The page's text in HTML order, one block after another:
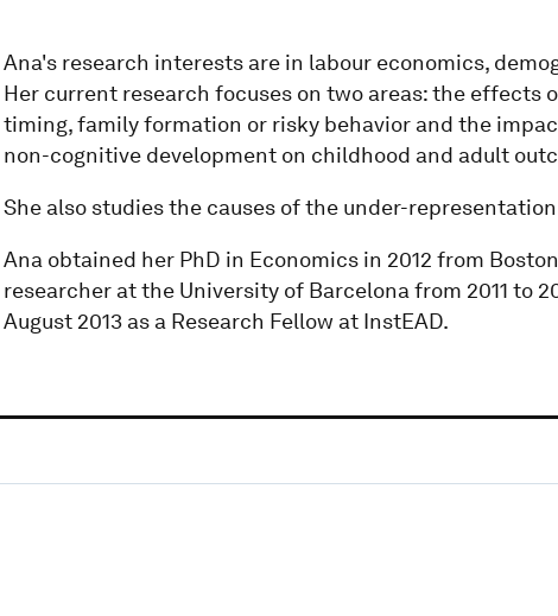
Ana's research interests are in labour economics,
Her current research focuses on two areas: the
timing, family formation or risky behavior and the
non-cognitive development on childhood and adult
She also studies the causes of the under-
Ana obtained her PhD in Economics in 2012 from
researcher at the University of Barcelona from 2011 to
August 2013 as a Research Fellow at InstEAD.